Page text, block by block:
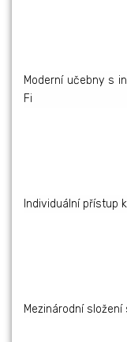
Moderní učebny s
Fi
Individuální přístup
Mezinárodní